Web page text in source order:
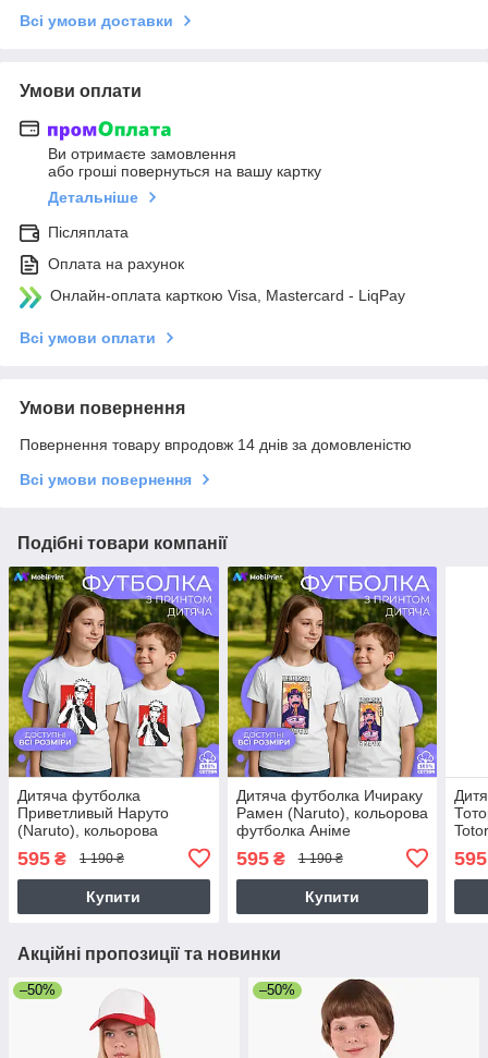
Всі умови доставки
Умови оплати
Ви отримаєте замовлення
або гроші повернуться на вашу картку
Детальніше
Післяплата
Оплата на рахунок
Онлайн-оплата карткою Visa, Mastercard - LiqPay
Всі умови оплати
Умови повернення
Повернення товару впродовж 14 днів за домовленістю
Всі умови повернення
Подібні товари компанії
Дитяча футболка
Приветливый Наруто
(Naruto), кольорова
595 ₴ 1 190 ₴
Купити
Дитяча футболка Ичираку
Рамен (Naruto), кольорова
футболка Аніме
595₴ 1 190 ₴
Купити
595
Акційні пропозиції та новинки
–50% –50%